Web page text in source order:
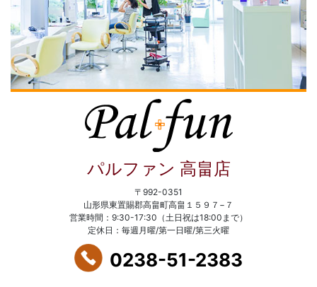
パルファン 高畠店
〒992-0351
山形県東置賜郡高畠町高畠１５９７−７
営業時間：9:30-17:30（土日祝は18:00まで）
定休日：毎週月曜/第一日曜/第三火曜
0238-51-2383